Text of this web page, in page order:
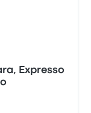
Expresso